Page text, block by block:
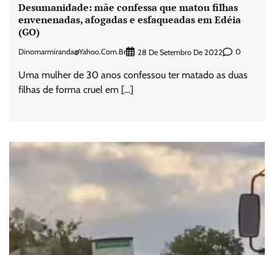
Desumanidade: mãe confessa que matou filhas
envenenadas, afogadas e esfaqueadas em Edéia
(GO)
Dinomarmiranda@yahoo.com.br 28 De Setembro De 2022 0
Uma mulher de 30 anos confessou ter matado as duas
filhas de forma cruel em […]